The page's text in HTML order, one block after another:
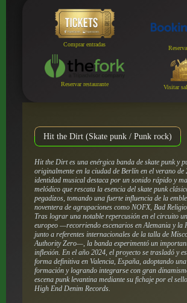
Comprar entradas
Reservar restaurante Visitar
Hit the Dirt (Skate punk / Punk rock)
Hit the Dirt es una enérgica banda de skate punk y
originalmente en la ciudad de Berlín en el verano de
identidad musical destaca por un sonido rápido y
melódico que rescata la esencia del skate punk
pegadizos, tomando una fuerte influencia de la
noventera de agrupaciones como NOFX, Bad
Tras lograr una notable repercusión en el circuito
europeo —recorriendo escenarios en Alemania y la
junto a referentes internacionales de la talla de
Authority Zero—, la banda experimentó un
inflexión. En el año 2024, el proyecto se trasladó y
forma definitiva en Valencia, España, adoptando
formación y logrando integrarse con gran
escena punk levantina mediante su fichaje por el
High End Denim Records.